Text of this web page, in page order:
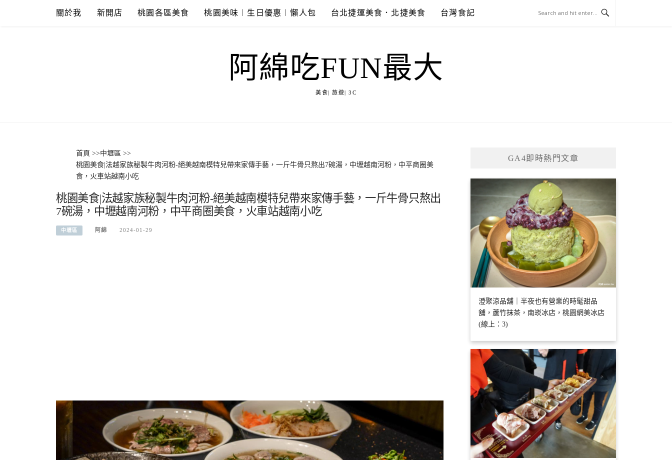
關於我 新開店 桃園各區美食 桃園美味︱生日優惠︱懶人包 台北捷運美食．北捷美食 台灣食記
阿綿吃FUN最大
美食| 旅遊| 3C
首頁 >>中壢區 >>
桃園美食|法越家族秘製牛肉河粉-絕美越南模特兒帶來家傳手藝，一斤牛骨只熬出7碗湯，中壢越南河粉，中平商圈美
食，火車站越南小吃
桃園美食|法越家族秘製牛肉河粉-絕美越南模特兒帶來家傳手藝，一斤牛骨只熬出
7碗湯，中壢越南河粉，中平商圈美食，火車站越南小吃
中壢區 阿綿 2024-01-29
GA4即時熱門文章
澄聚涼品舖｜半夜也有營業的時髦甜品
舖，蘆竹抹茶，南崁冰店，桃園網美冰店
(線上：3)